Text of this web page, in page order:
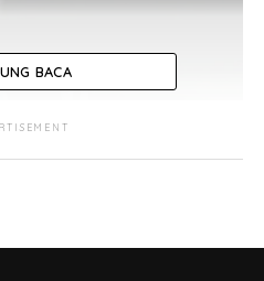
lepas, sewaktu aku
BACA